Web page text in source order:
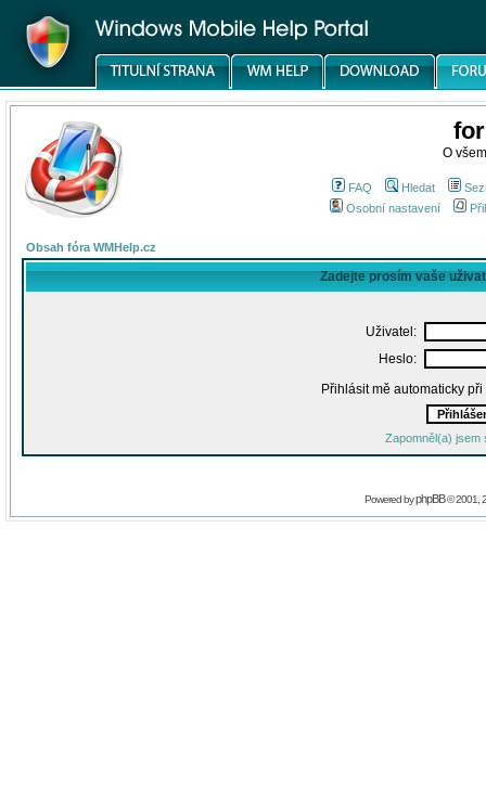
O
FAQ Hledat
Osobní nastavení
Obsah fóra WMHelp.cz
Zadejte prosím vaše
Uživatel:
Heslo:
Přihlásit mě automaticky
Zapomněl(a) jsem
Powered byphpBB© 2001,